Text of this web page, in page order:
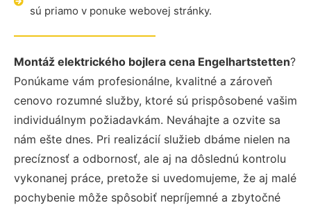
sú priamo v ponuke webovej stránky.
Montáž elektrického bojlera cena Engelhartstetten?
Ponúkame vám profesionálne, kvalitné a zároveň
cenovo rozumné služby, ktoré sú prispôsobené vašim
individuálnym požiadavkám. Neváhajte a ozvite sa
nám ešte dnes. Pri realizácií služieb dbáme nielen na
precíznosť a odbornosť, ale aj na dôslednú kontrolu
vykonanej práce, pretože si uvedomujeme, že aj malé
pochybenie môže spôsobiť nepríjemné a zbytočné